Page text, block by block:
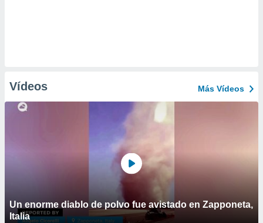
Vídeos Más Vídeos
Un enorme diablo de polvo fue avistado en Zapponeta,
Italia